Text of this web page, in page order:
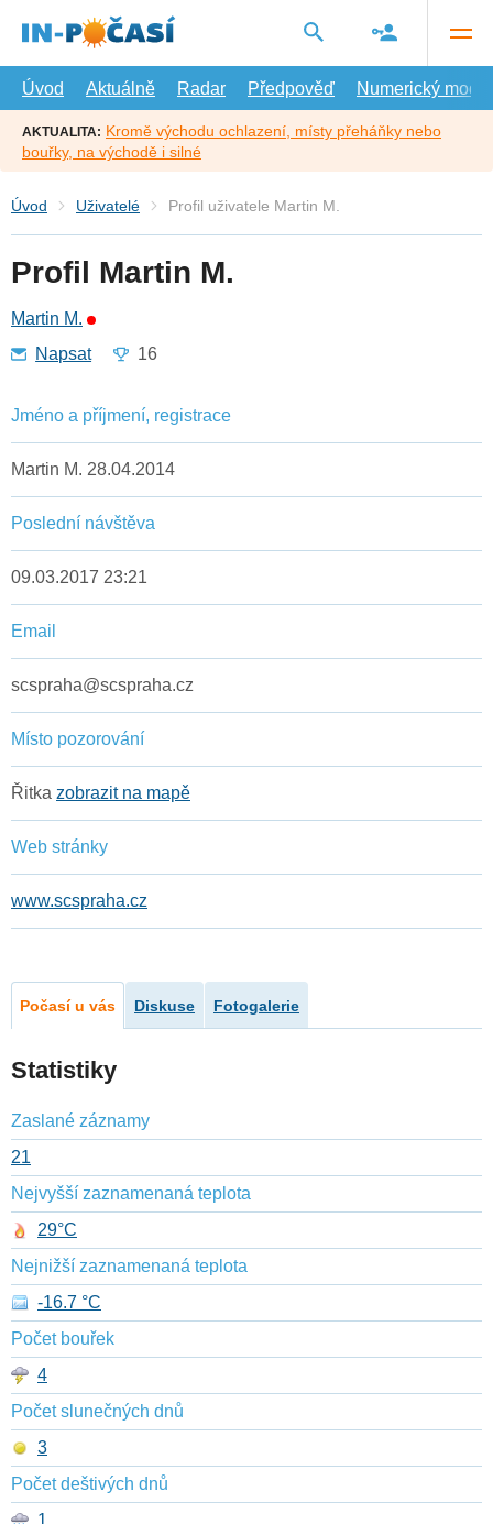
hlavní
Úvod
Aktuálně Radar Předpověď Numerický model
AKTUALITA: Kromě východu ochlazení, místy přeháňky nebo
bouřky, na východě i silné
Úvod Uživatelé Profil uživatele Martin M.
Profil Martin M.
Martin M.
Napsat
16
Jméno a příjmení, registrace
Martin M. 28.04.2014
Poslední návštěva
09.03.2017 23:21
Email
scspraha@scspraha.cz
Místo pozorování
Řitka zobrazit na mapě
Web stránky
www.scspraha.cz
Počasí u vás Diskuse Fotogalerie
Statistiky
Zaslané záznamy
21
Nejvyšší zaznamenaná teplota
29°C
Nejnižší zaznamenaná teplota
-16.7 °C
Počet bouřek
4
Počet slunečných dnů
3
Počet deštivých dnů